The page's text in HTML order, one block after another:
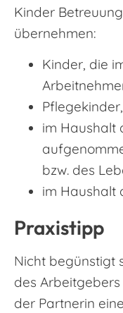
Kinder
übernehmen:
Kinder, die
Pflegekinder,
im Haushalt
bzw. des
im Haushalt
Praxistipp
Nicht begünstigt
des
der Partnerin